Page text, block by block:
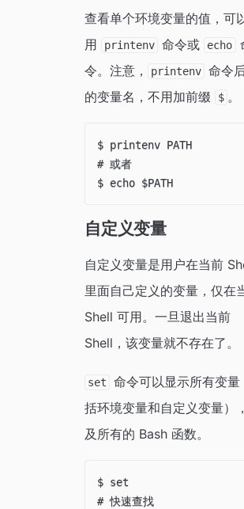
查看单个环境变量的值，可
用
printenv 命令或 echo
令。注意，
printenv 命令
的变量名，不用加前缀
$ 。
$ printenv PATH
# 或者
$ echo $PATH
自定义变量
自定义变量是用户在当前
里面自己定义的变量，仅在
Shell 可用。一旦退出当前
Shell，该变量就不存在了。
set
命令可以显示所有变量
括环境变量和自定义变量）
及所有的 Bash 函数。
$ set
# 快速查找